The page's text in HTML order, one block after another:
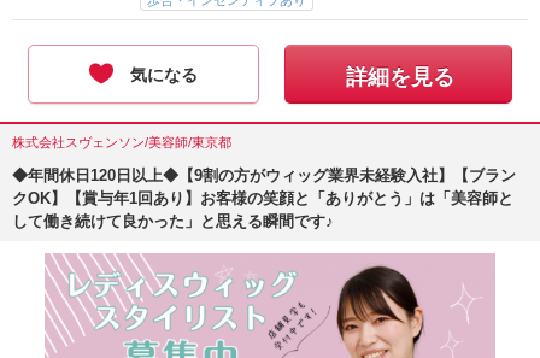
気になる 詳細を見る
株式会社スヴェンソン/美容師/東京都
◆年間休日120日以上◆【9割の方がウィッグ業界未経験入社】【ブラン
クOK】【賞与年1回あり】お客様の笑顔と「ありがとう」は「美容師と
して働き続けて良かった」と思える瞬間です♪